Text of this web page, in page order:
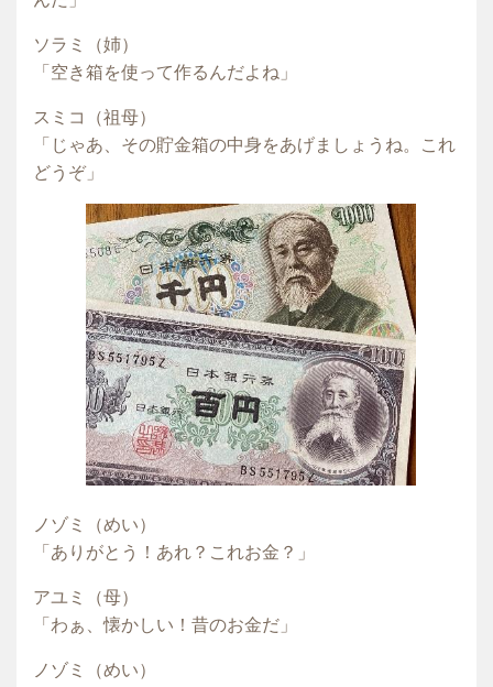
ソラミ（姉）
「空き箱を使って作るんだよね」
スミコ（祖母）
「じゃあ、その貯金箱の中身をあげましょうね。これ
どうぞ」
ノゾミ（めい）
「ありがとう！あれ？これお金？」
アユミ（母）
「わぁ、懐かしい！昔のお金だ」
ノゾミ（めい）